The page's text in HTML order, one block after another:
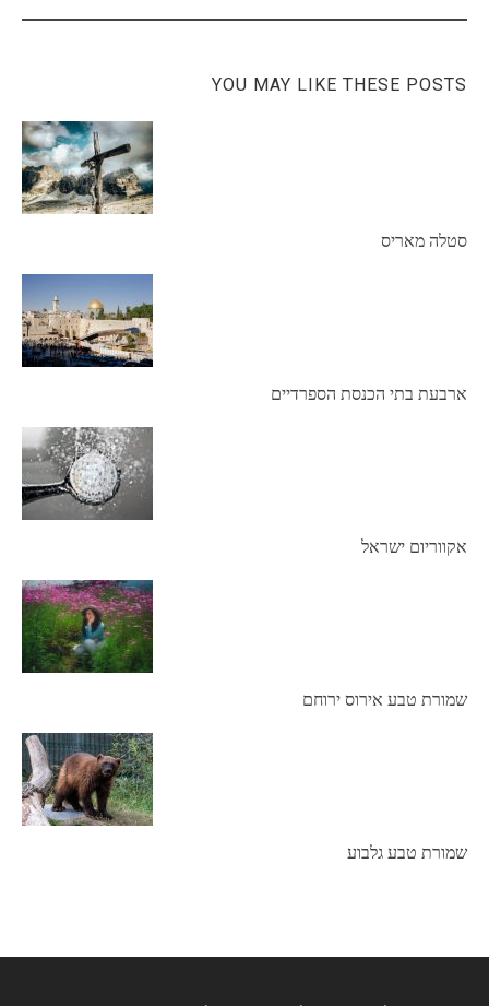
YOU MAY LIKE THESE POSTS
סטלה מאריס
ארבעת בתי הכנסת הספרדיים
אקווריום ישראל
שמורת טבע אירוס ירוחם
שמורת טבע גלבוע